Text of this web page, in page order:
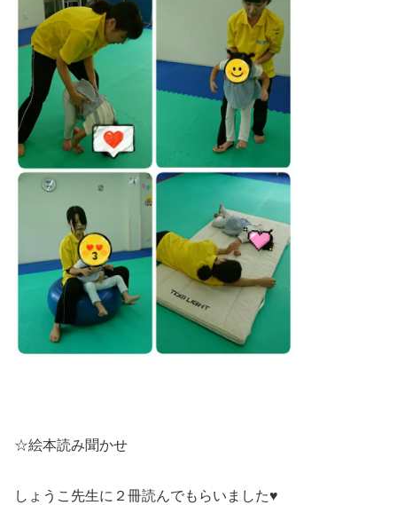
☆絵本読み聞かせ
しょうこ先生に２冊読んでもらいました♥